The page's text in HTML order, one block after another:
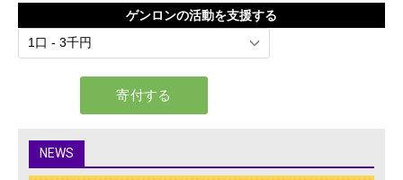
ゲンロンの活動を支援する
NEWS